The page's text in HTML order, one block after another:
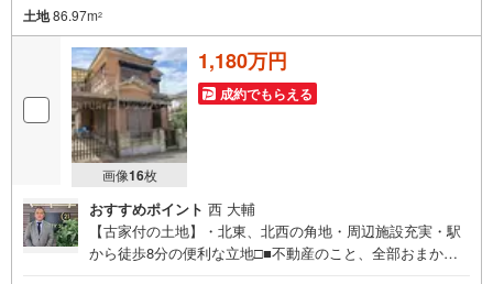
土地86.97m2
画像16枚
1,180万円
成約でもらえる
おすすめポイント 西 大輔
【古家付の土地】・北東、北西の角地・周辺施設充実・駅
から徒歩8分の便利な立地□■不動産のこと、全部おまかせ